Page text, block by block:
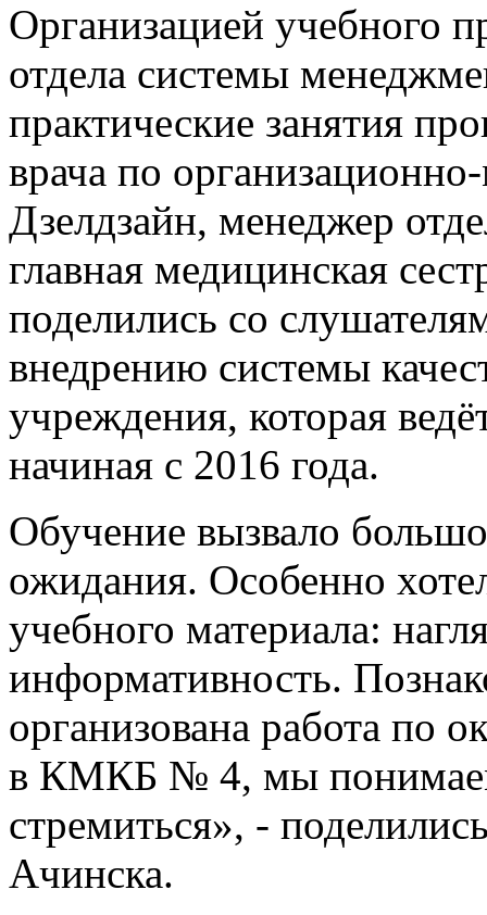
Организацией учебного
отдела системы
практические занятия
врача по
Дзелдзайн, менеджер
главная медицинская
поделились со
внедрению системы
учреждения, которая
начиная с 2016 года.
Обучение вызвало
ожидания. Особенно
учебного материала:
информативность.
организована работа по
в КМКБ № 4, мы
стремиться», -
Ачинска. ​ ​ ​